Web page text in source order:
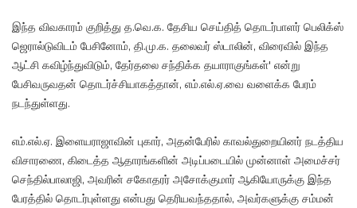
இந்த விவகாரம் குறித்து த.வெ.க. தேசிய செய்தித் தொடர்பாளர் பெலிக்ஸ்
ஜெரால்டுவிடம் பேசினோம், தி.மு.க. தலைவர் ஸ்டாலின், விரைவில் இந்த
ஆட்சி கவிழ்ந்துவிடும், தேர்தலை சந்திக்க தயாராகுங்கள்' என்று
பேசிவருவதன் தொடர்ச்சியாகத்தான், எம்.எல்.ஏ.வை வளைக்க பேரம்
நடந்துள்ளது.
எம்.எல்.ஏ. இளையராஜாவின் புகார், அதன்பேரில் காவல்துறையினர் நடத்திய
விசாரணை, கிடைத்த ஆதாரங்களின் அடிப்படையில் முன்னாள் அமைச்சர்
செந்தில்பாலாஜி, அவரின் சகோதரர் அசோக்குமார் ஆகியோருக்கு இந்த
பேரத்தில் தொடர்புள்ளது என்பது தெரியவந்ததால், அவர்களுக்கு சம்மன்